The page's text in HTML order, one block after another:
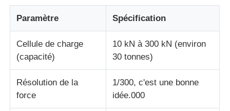
machine d'essai de tissu
Contrôleur de la température et d'humidité
appareil de contrôle de dureté
Paramètre Spécification
Cellule de charge
(capacité)
10 kN à 300 kN (environ
30 tonnes)
Résolution de la
force
1/300, c'est une bonne
idée.000